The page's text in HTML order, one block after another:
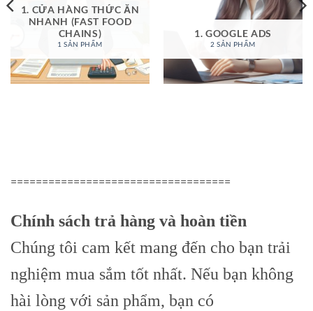
1. CỬA HÀNG THỨC ĂN
NHANH (FAST FOOD
CHAINS)
1 SẢN PHẨM
1. GOOGLE ADS
2 SẢN PHẨM
===================================
Chính sách trả hàng và hoàn tiền
Chúng tôi cam kết mang đến cho bạn trải
nghiệm mua sắm tốt nhất. Nếu bạn không
hài lòng với sản phẩm, bạn có